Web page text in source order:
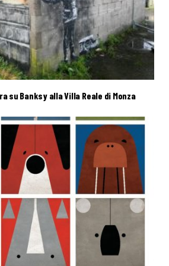
su Banksy alla Villa Reale di Monza